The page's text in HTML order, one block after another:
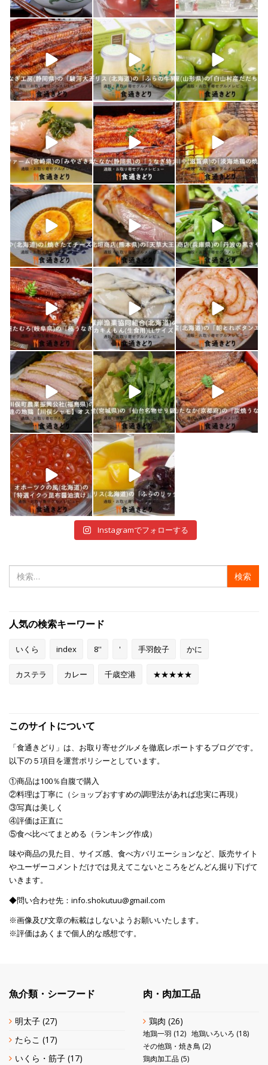
4月 25 2月 14 2月 13
shokutuu_kidori
1月 26
shokutuu_kidori
1月 24
shokutuu_kidori
1月 23
shokutuu_kidori
1月 21
shokutuu_kidori
1月 19
shokutuu_kidori
1月 18
shokutuu_kidori
1月 17
shokutuu_kidori
1月 16
shokutuu_kidori
1月 15
shokutuu_kidori
1月 10
shokutuu_kidori
1月 9
shokutuu_kidori
1月 8
shokutuu_kidori
1月 7
shokutuu_kidori
1月 5
shokutuu_kidori
12月 30
shokutuu_kidori
12月 29
shokutuu_kidori
12月 28
Instagramでフォローする
索:
人気の検索キーワード
いくら index 8'' ' 手羽餃子 かに
カステラ カレー 千歳空港 ★★★★★
このサイトについて
「食通きどり」は、お取り寄せグルメを徹底レポートするブログです。
以下の５項目を運営ポリシーとしています。
①商品は100％自腹で購入
②料理は丁寧に（ショップおすすめの調理法があれば忠実に再現）
③写真は美しく
④評価は正直に
⑤食べ比べてまとめる（ランキング作成）
味や商品の見た目、サイズ感、食べ方バリエーションなど、販売サイト
やユーザーコメントだけでは見えてこないところをどんどん掘り下げて
いきます。
◆問い合わせ先：info.shokutuu@gmail.com
※画像及び文章の転載はしないようお願いいたします。
※評価はあくまで個人的な感想です。
魚介類・シーフード
明太子 (27)
たらこ (17)
いくら・筋子 (17)
肉・肉加工品
鶏肉 (26)
地鶏一羽 (12) 地鶏いろいろ (18)
その他鶏・焼き鳥 (2)
鶏肉加工品 (5)